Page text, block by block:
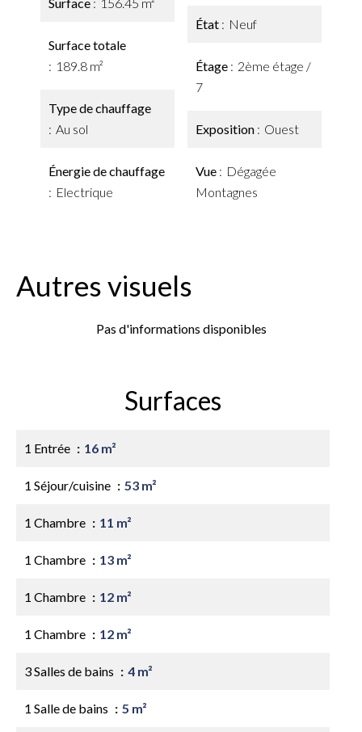
Surface totale
189.8 m²
Type de chauffage
Au sol
Énergie de chauffage
Electrique
État Neuf
Étage
2ème étage /
7
Exposition Ouest
Vue
Dégagée
Montagnes
Autres visuels
Pas d'informations disponibles
Surfaces
1 Entrée 16 m²
1 Séjour/cuisine 53 m²
1 Chambre 11 m²
1 Chambre 13 m²
1 Chambre 12 m²
1 Chambre 12 m²
3 Salles de bains 4 m²
1 Salle de bains 5 m²